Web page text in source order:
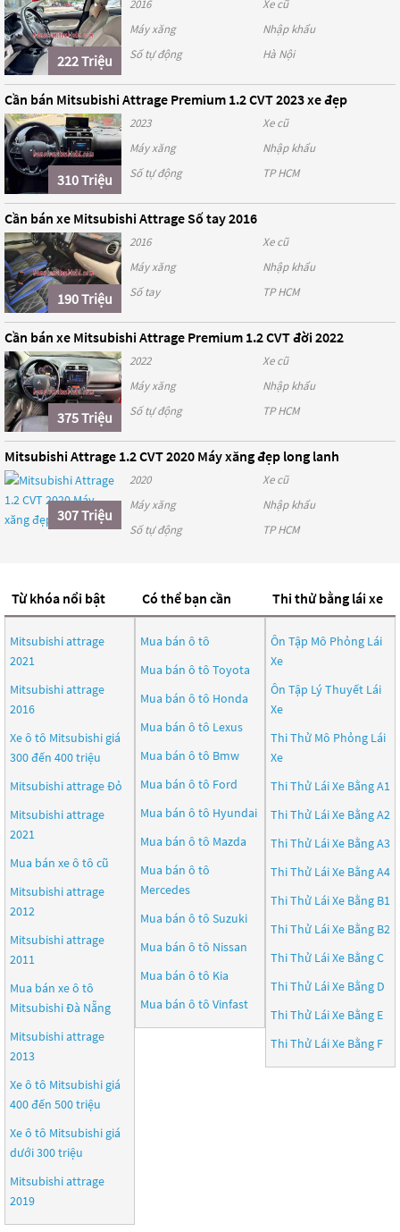
222 Triệu
2016
Xe cũ
Máy xăng
Nhập khẩu
Số tự động
Hà Nội
Cần bán Mitsubishi Attrage Premium 1.2 CVT 2023 xe đẹp
310 Triệu
2023
Xe cũ
Máy xăng
Nhập khẩu
Số tự động
TP HCM
Cần bán xe Mitsubishi Attrage Số tay 2016
190 Triệu
2016
Xe cũ
Máy xăng
Nhập khẩu
Số tay
TP HCM
Cần bán xe Mitsubishi Attrage Premium 1.2 CVT đời 2022
375 Triệu
2022
Xe cũ
Máy xăng
Nhập khẩu
Số tự động
TP HCM
Mitsubishi Attrage 1.2 CVT 2020 Máy xăng đẹp long lanh
307 Triệu
2020
Xe cũ
Máy xăng
Nhập khẩu
Số tự động
TP HCM
Từ khóa nổi bật
Mitsubishi attrage
2021
Mitsubishi attrage
2016
Xe ô tô Mitsubishi giá
300 đến 400 triệu
Mitsubishi attrage Đỏ
Mitsubishi attrage
2021
Mua bán xe ô tô cũ
Mitsubishi attrage
2012
Mitsubishi attrage
2011
Mua bán xe ô tô
Mitsubishi Đà Nẵng
Mitsubishi attrage
2013
Xe ô tô Mitsubishi giá
400 đến 500 triệu
Xe ô tô Mitsubishi giá
dưới 300 triệu
Mitsubishi attrage
2019
Có thể bạn cần
Mua bán ô tô
Mua bán ô tô Toyota
Mua bán ô tô Honda
Mua bán ô tô Lexus
Mua bán ô tô Bmw
Mua bán ô tô Ford
Mua bán ô tô Hyundai
Mua bán ô tô Mazda
Mua bán ô tô
Mercedes
Mua bán ô tô Suzuki
Mua bán ô tô Nissan
Mua bán ô tô Kia
Mua bán ô tô Vinfast
Thi thử bằng lái xe
Ôn Tập Mô Phỏng Lái
Xe
Ôn Tập Lý Thuyết Lái
Xe
Thi Thử Mô Phỏng Lái
Xe
Thi Thử Lái Xe Bằng A1
Thi Thử Lái Xe Bằng A2
Thi Thử Lái Xe Bằng A3
Thi Thử Lái Xe Bằng A4
Thi Thử Lái Xe Bằng B1
Thi Thử Lái Xe Bằng B2
Thi Thử Lái Xe Bằng C
Thi Thử Lái Xe Bằng D
Thi Thử Lái Xe Bằng E
Thi Thử Lái Xe Bằng F